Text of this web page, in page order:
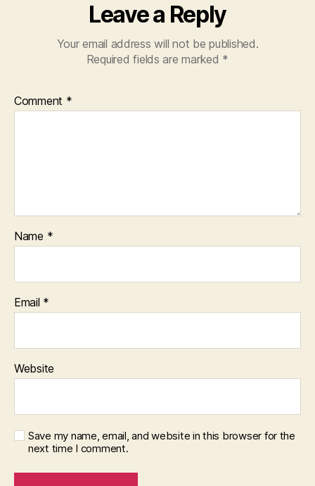
Leave a Reply
Your email address will not be published.
Required fields are marked *
Comment *
Name *
Email *
Website
Save my name, email, and website in this browser for the
next time I comment.